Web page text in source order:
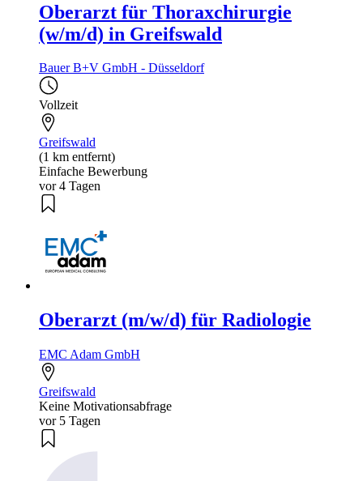
Oberarzt für Thoraxchirurgie
(w/m/d) in Greifswald
Bauer B+V GmbH - Düsseldorf
Vollzeit
Greifswald
(1 km entfernt)
Einfache Bewerbung
vor 4 Tagen
Oberarzt (m/w/d) für Radiologie
EMC Adam GmbH
Greifswald
Keine Motivationsabfrage
vor 5 Tagen